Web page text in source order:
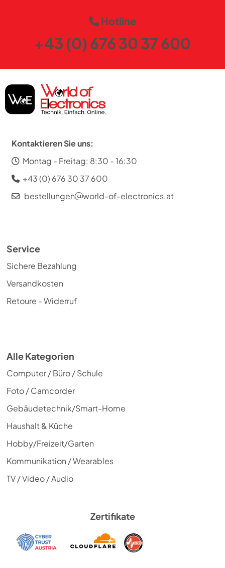
Hotline
+43 (0) 676 30 37 600
Kontaktieren Sie uns:
Montag - Freitag: 8:30 - 16:30
+43 (0) 676 30 37 600
bestellungen
world-of-electronics.at
Service
Sichere Bezahlung
Versandkosten
Retoure - Widerruf
Alle Kategorien
Computer / Büro / Schule
Foto / Camcorder
Gebäudetechnik/Smart-Home
Haushalt & Küche
Hobby/Freizeit/Garten
Kommunikation / Wearables
TV / Video / Audio
Zertifikate